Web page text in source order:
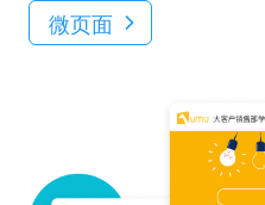
微页面